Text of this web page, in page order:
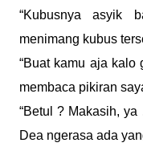
“Kubusnya asyik
menimang kubus
“Buat kamu aja kalo
membaca pikiran
“Betul ? Makasih,
Dea ngerasa ada